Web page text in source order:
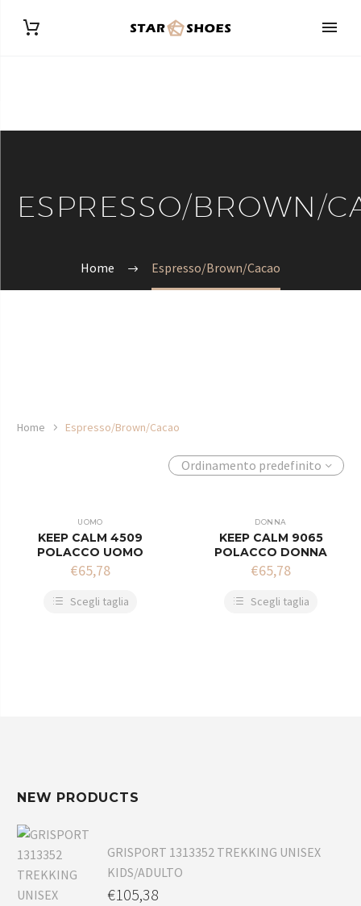
ESPRESSO/BROWN/
Home Espresso/Brown/Cacao
Home Espresso/Brown/Cacao
Ordinamento predefinito
UOMO
KEEP CALM 4509
POLACCO UOMO
€65,78
Scegli taglia
DONNA
KEEP CALM 9065
POLACCO DONNA
€65,78
Scegli taglia
NEW PRODUCTS
GRISPORT 1313352 TREKKING UNISEX
KIDS/ADULTO
€105,38